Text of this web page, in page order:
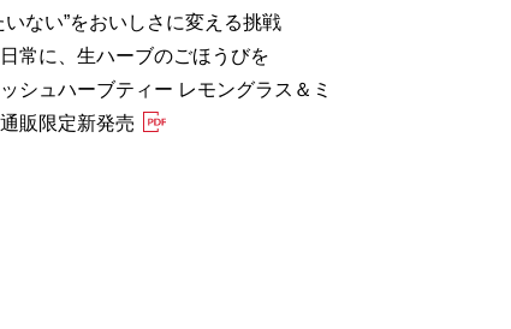
いない”をおいしさに変える挑戦
常に、生ハーブのごほうびを
ッシュハーブティー レモングラス＆ミ
販限定新発売